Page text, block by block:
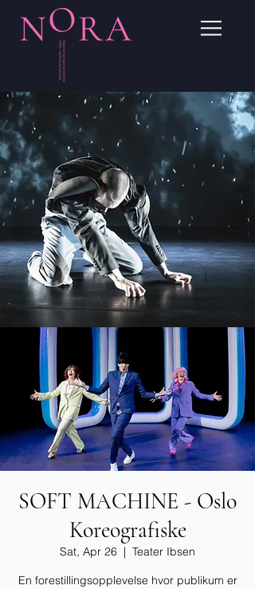
SOFT MACHINE - Oslo
Koreografiske
Sat, Apr 26
  |
Teater Ibsen
En forestillingsopplevelse hvor publikum er